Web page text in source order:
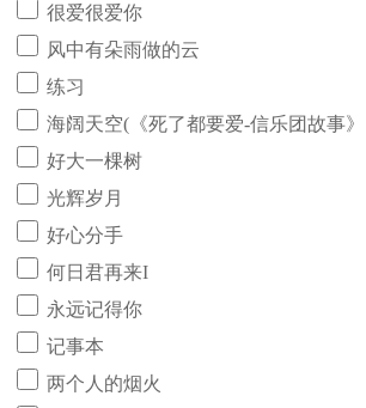
很爱很爱你
风中有朵雨做的云
练习
海阔天空(《死了都要爱-信乐团故事
好大一棵树
光辉岁月
好心分手
何日君再来I
永远记得你
记事本
两个人的烟火